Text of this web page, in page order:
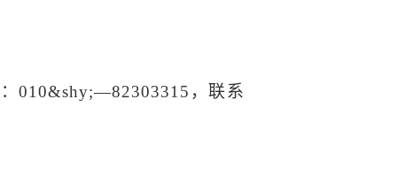
010&shy;—82303315 ，联系